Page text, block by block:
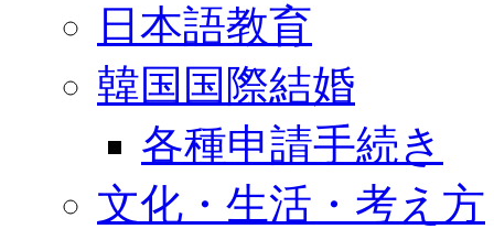
日本語教育
韓国国際結婚
各種申請手続き
文化・生活・考え方